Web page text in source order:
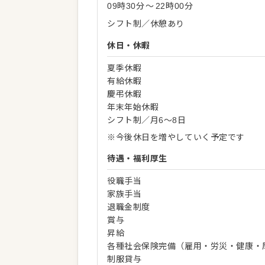
09時30分〜 22時00分
シフト制／休憩あり
休日・休暇
夏季休暇
有給休暇
慶弔休暇
年末年始休暇
シフト制／月6～8日
※今後休日を増やしていく予定です
待遇・福利厚生
役職手当
家族手当
退職金制度
賞与
昇給
各種社会保険完備（雇用・労災・健康・
制服貸与